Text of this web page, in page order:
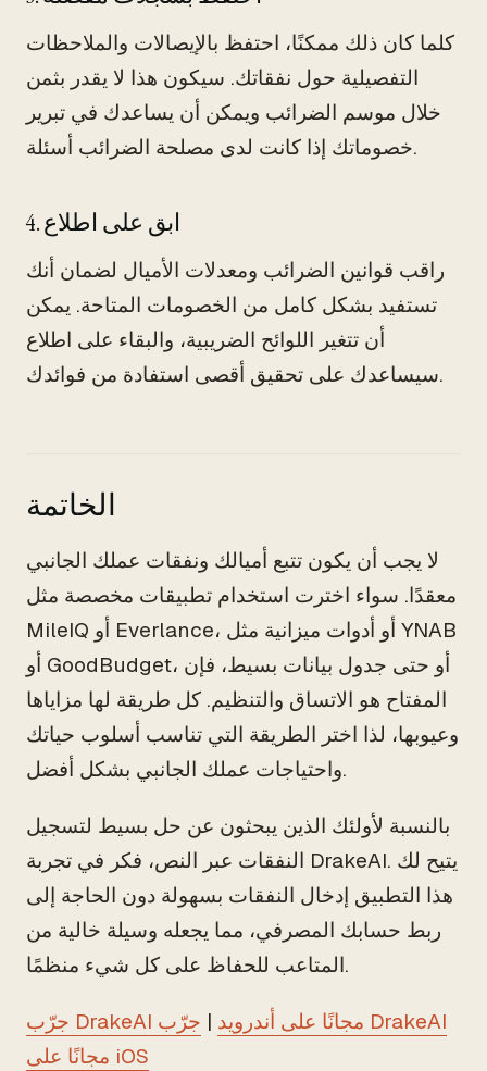
كلما كان ذلك ممكنًا، احتفظ بالإيصالات والملاحظات
التفصيلية حول نفقاتك. سيكون هذا لا يقدر بثمن
خلال موسم الضرائب ويمكن أن يساعدك في تبرير
خصوماتك إذا كانت لدى مصلحة الضرائب أسئلة.
4. ابق على اطلاع
راقب قوانين الضرائب ومعدلات الأميال لضمان أنك
تستفيد بشكل كامل من الخصومات المتاحة. يمكن
أن تتغير اللوائح الضريبية، والبقاء على اطلاع
سيساعدك على تحقيق أقصى استفادة من فوائدك.
الخاتمة
لا يجب أن يكون تتبع أميالك ونفقات عملك الجانبي
معقدًا. سواء اخترت استخدام تطبيقات مخصصة مثل
MileIQ أو Everlance، أو أدوات ميزانية مثل YNAB
أو GoodBudget، أو حتى جدول بيانات بسيط، فإن
المفتاح هو الاتساق والتنظيم. كل طريقة لها مزاياها
وعيوبها، لذا اختر الطريقة التي تناسب أسلوب حياتك
واحتياجات عملك الجانبي بشكل أفضل.
بالنسبة لأولئك الذين يبحثون عن حل بسيط لتسجيل
النفقات عبر النص، فكر في تجربة DrakeAI. يتيح لك
هذا التطبيق إدخال النفقات بسهولة دون الحاجة إلى
ربط حسابك المصرفي، مما يجعله وسيلة خالية من
المتاعب للحفاظ على كل شيء منظمًا.
جرّب DrakeAI مجانًا على أندرويد | جرّب DrakeAI
مجانًا على iOS